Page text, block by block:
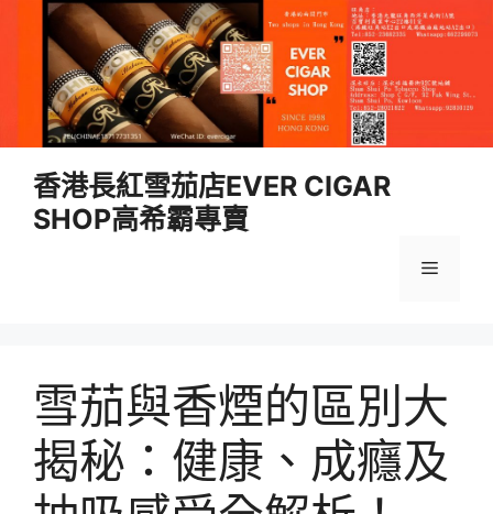
香港長紅雪茄店EVER CIGAR
SHOP高希霸專賣
選
雪茄與香煙的區別大
揭秘：健康、成癮及